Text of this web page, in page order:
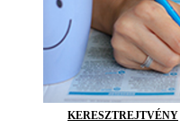
KERESZTREJTVÉNY